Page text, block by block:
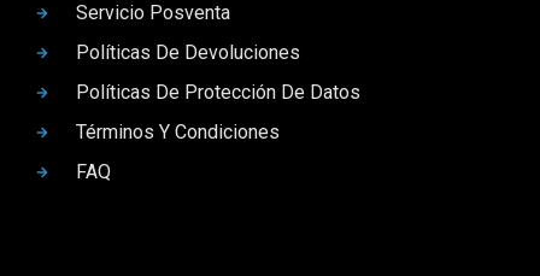
Servicio Posventa
Políticas De Devoluciones
Políticas De Protección De Datos
Términos Y Condiciones
FAQ